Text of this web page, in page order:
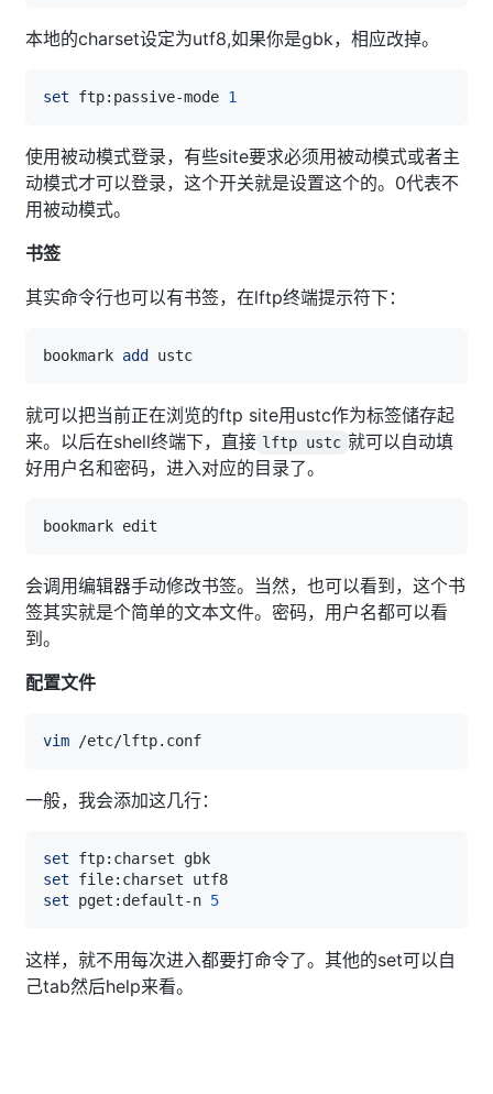
本地的charset设定为utf8,如果你是gbk，相应改掉。
set ftp:passive-mode 1
使用被动模式登录，有些site要求必须用被动模式或者主
动模式才可以登录，这个开关就是设置这个的。0代表不
用被动模式。
书签
其实命令行也可以有书签，在lftp终端提示符下：
bookmark add
就可以把当前正在浏览的ftp site用ustc作为标签储存起
来。以后在shell终端下，直接 lftp ustc 就可以自动填
好用户名和密码，进入对应的目录了。
会调用编辑器手动修改书签。当然，也可以看到，这个书
签其实就是个简单的文本文件。密码，用户名都可以看
到。
配置文件
vim
一般，我会添加这几行：
set
set
set pget:default-n 5
这样，就不用每次进入都要打命令了。其他的set可以自
己tab然后help来看。